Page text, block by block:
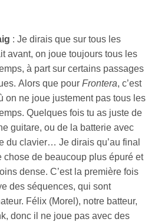
: Je dirais que sur tous les
avant, on joue toujours tous les
à part sur certains passages
Alors que pour Frontera, c’est
on ne joue justement pas tous les
Quelques fois tu as juste de
guitare, ou de la batterie avec
du clavier… Je dirais qu’au final
chose de beaucoup plus épuré et
dense. C’est la première fois
des séquences, qui sont
Félix (Morel), notre batteur,
donc il ne joue pas avec des